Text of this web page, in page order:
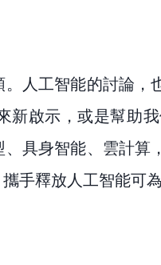
人工智能的討論
啟示，或是幫助
具身智能、雲計
手釋放人工智能可